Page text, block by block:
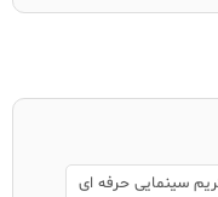
سینمایی حرفه ای